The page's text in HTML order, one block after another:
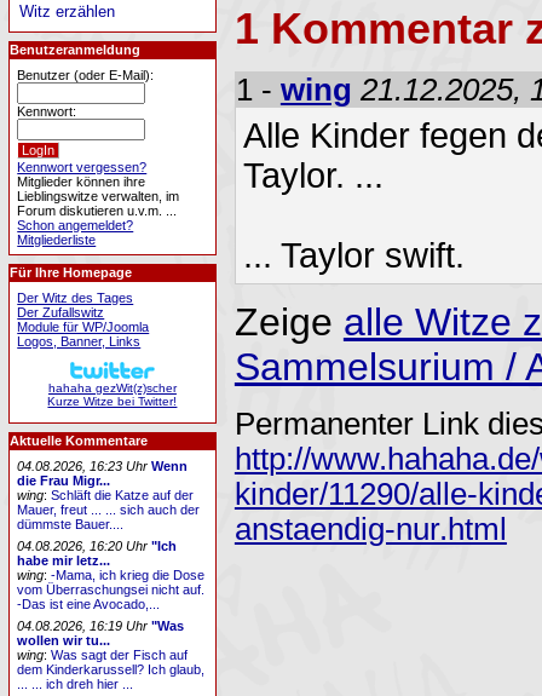
1 Kommentar
1 - wing 21.12.2025,
Alle Kinder fegen
Taylor. ...
... Taylor swift.
Zeige alle Witze
Sammelsurium /
Permanenter Link
http://
kinder/11290/alle-
anstaendig-nur.html
Witz erzählen
Benutzeranmeldung
Benutzer (oder E-Mail):
Kennwort:
Kennwort vergessen?
Mitglieder können ihre
Lieblingswitze verwalten, im
Forum diskutieren u.v.m. ...
Schon angemeldet?
Mitgliederliste
Für Ihre Homepage
Der Witz des Tages
Der Zufallswitz
Module für WP/Joomla
Logos, Banner, Links
hahaha gezWit(z)scher
Kurze Witze bei Twitter!
Aktuelle Kommentare
04.08.2026, 16:23 Uhr Wenn
die Frau Migr...
wing:Schläft die Katze auf der
Mauer, freut ... ... sich auch der
dümmste Bauer....
04.08.2026, 16:20 Uhr "Ich
habe mir letz...
wing:-Mama, ich krieg die Dose
vom Überraschungsei nicht auf.
-Das ist eine Avocado,...
04.08.2026, 16:19 Uhr "Was
wollen wir tu...
wing:Was sagt der Fisch auf
dem Kinderkarussell? Ich glaub,
... ... ich dreh hier ...